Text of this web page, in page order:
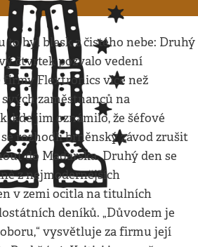
to byl blesk z čistého nebe: Druhý
čtvrtek pozvalo vedení
firmy Flextronics více než
zaměstnanců na
kde jim oznámilo, že šéfové
rozhodli brněnský závod zrušit
do Maďarska. Druhý den se
z nejmodernějších
v zemi ocitla na titulních
deníků. „Důvodem je
vysvětluje za firmu její